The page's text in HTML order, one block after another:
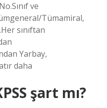
ve
Tümamiral,
sınıftan
Yarbay,
daha
şart mı?